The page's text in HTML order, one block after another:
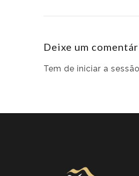
Deixe um
Tem de iniciar a sessão